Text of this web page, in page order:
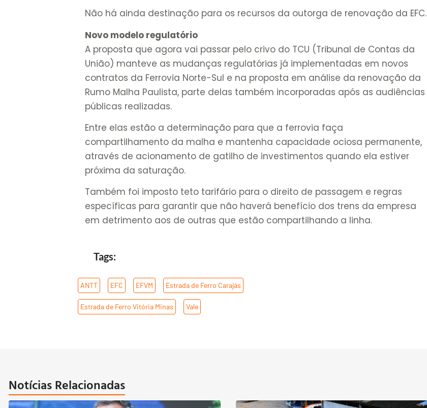
Não há ainda destinação para os recursos da outorga de renovação da EFC.
Novo modelo regulatório
A proposta que agora vai passar pelo crivo do TCU (Tribunal de Contas da
União) manteve as mudanças regulatórias já implementadas em novos
contratos da Ferrovia Norte-Sul e na proposta em análise da renovação da
Rumo Malha Paulista, parte delas também incorporadas após as audiências
públicas realizadas.
Entre elas estão a determinação para que a ferrovia faça
compartilhamento da malha e mantenha capacidade ociosa permanente,
através de acionamento de gatilho de investimentos quando ela estiver
próxima da saturação.
Também foi imposto teto tarifário para o direito de passagem e regras
específicas para garantir que não haverá benefício dos trens da empresa
em detrimento aos de outras que estão compartilhando a linha.
Tags:
ANTT EFC EFVM Estrada de Ferro Carajás
Estrada de Ferro Vitória Minas Vale
Notícias Relacionadas